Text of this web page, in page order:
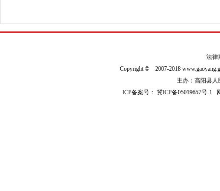
法律
Copyright© 2007-2018
主办：高阳县人
ICP备案号：冀ICP备05019657号-1